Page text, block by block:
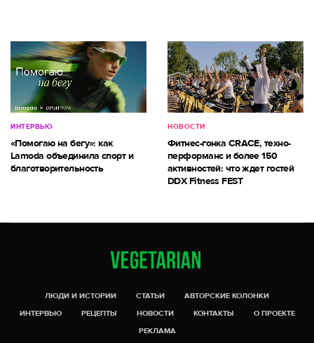
ИНТЕРВЬЮ
«Помогаю на бегу»: как
Lamoda объединила спорт и
благотворительность
НОВОСТИ
Фитнес-гонка CRACE, техно-
перформанс и более 150
активностей: что ждет гостей
DDX Fitness FEST
ЛЮДИ И ИСТОРИИ СТАТЬИ
АВТОРСКИЕ КОЛОНКИ
ИНТЕРВЬЮ
РЕЦЕПТЫ НОВОСТИ КОНТАКТЫ
О ПРОЕКТЕ
РЕКЛАМА